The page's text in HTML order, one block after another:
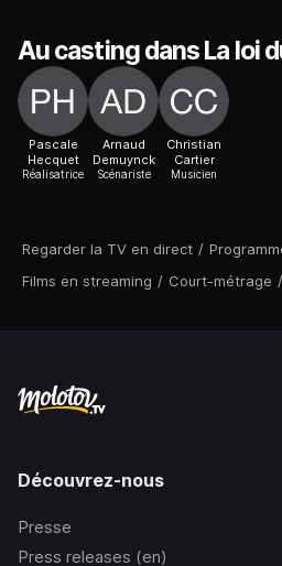
Regarder la TV en direct /
Films en streaming / Court-métrage /
Au casting dans La loi
Pascale
Hecquet
Réalisatrice
Arnaud
Demuynck
Scénariste
Christian
Cartier
Musicien
Découvrez-nous
Presse
Press releases (en)